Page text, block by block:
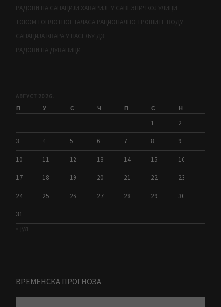
РАДОВИ НА САНАЦИЈИ ХАВАРИЈЕ У САВЕЗНИЧКОЈ УЛИЦИ
ТОКОМ ТОПЛОТНОГ ТАЛАСА РАЦИОНАЛНО ТРОШИТЕ ВОДУ
САНАЦИЈА КВАРА У НАСЕЉУ Д3
РАДОВИ НА ДУВАНИЦИ
АВГУСТ 2026.
П У С Ч П С Н
1 2
3 4 5 6 7 8 9
10 11 12 13 14 15 16
17 18 19 20 21 22 23
24 25 26 27 28 29 30
31
« јул
ВРЕМЕНСКА ПРОГНОЗА